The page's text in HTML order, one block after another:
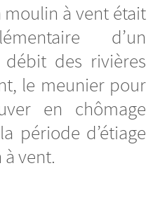
moulin à vent était
d’un
des rivières
le meunier pour
en chômage
période d’étiage
vent.